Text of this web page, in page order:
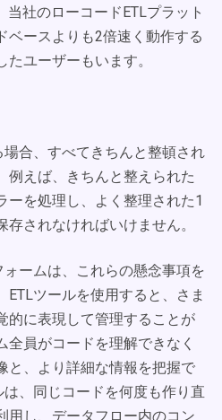
社のローコードETLプラット
ベースよりも2倍速く動作する
ユーザーもいます。
合、すべてきちんと整頓され
例えば、きちんと整えられた
ーを処理し、よく整理された1
されなければいけません。
ームは、これらの懸念事項を
ツールを使用すると、さま
的に表現して管理することが
全員がコードを理解できなく
と、より詳細な情報を把握で
、同じコードを何度も作り直
用し、データフロー内のコン